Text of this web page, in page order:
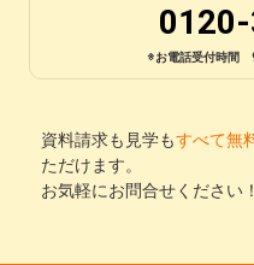
※お電話受付時間
資料請求も見学もすべて無
ただけます。
お気軽にお問合せください！